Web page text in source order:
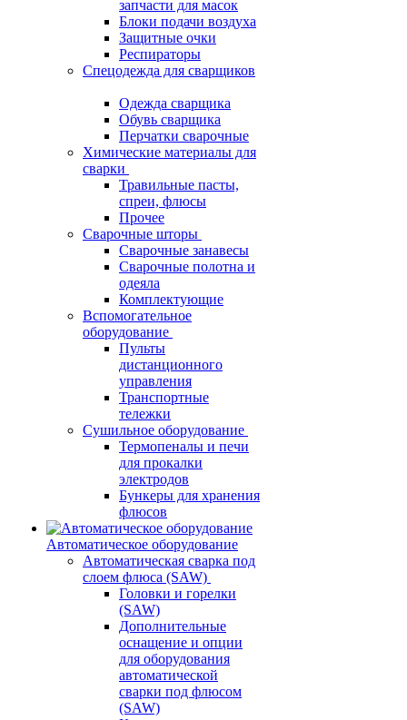
запчасти для масок
Блоки подачи воздуха
Защитные очки
Респираторы
Спецодежда для сварщиков
Одежда сварщика
Обувь сварщика
Перчатки сварочные
Химические материалы для
сварки
Травильные пасты,
спреи, флюсы
Прочее
Сварочные шторы
Сварочные занавесы
Сварочные полотна и
одеяла
Комплектующие
Вспомогательное
оборудование
Пульты
дистанционного
управления
Транспортные
тележки
Сушильное оборудование
Термопеналы и печи
для прокалки
электродов
Бункеры для хранения
флюсов
Автоматическое оборудование
Автоматическая сварка под
слоем флюса (SAW)
Головки и горелки
(SAW)
Дополнительные
оснащение и опции
для оборудования
автоматической
сварки под флюсом
(SAW)